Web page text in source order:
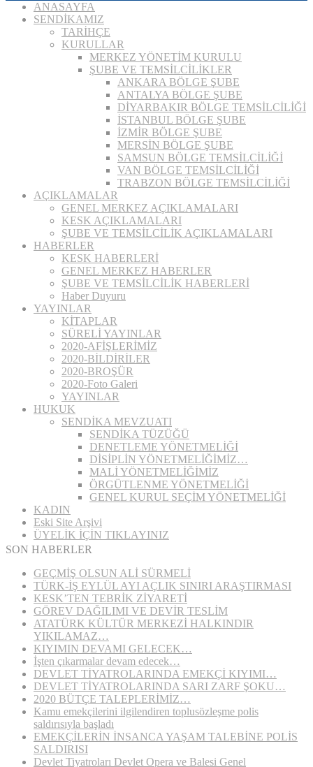
ANASAYFA
SENDİKAMIZ
TARİHÇE
KURULLAR
MERKEZ YÖNETİM KURULU
ŞUBE VE TEMSİLCİLİKLER
ANKARA BÖLGE ŞUBE
ANTALYA BÖLGE ŞUBE
DİYARBAKIR BÖLGE TEMSİLCİLİĞİ
İSTANBUL BÖLGE ŞUBE
İZMİR BÖLGE ŞUBE
MERSİN BÖLGE ŞUBE
SAMSUN BÖLGE TEMSİLCİLİĞİ
VAN BÖLGE TEMSİLCİLİĞİ
TRABZON BÖLGE TEMSİLCİLİĞİ
AÇIKLAMALAR
GENEL MERKEZ AÇIKLAMALARI
KESK AÇIKLAMALARI
ŞUBE VE TEMSİLCİLİK AÇIKLAMALARI
HABERLER
KESK HABERLERİ
GENEL MERKEZ HABERLER
ŞUBE VE TEMSİLCİLİK HABERLERİ
Haber Duyuru
YAYINLAR
KİTAPLAR
SÜRELİ YAYINLAR
2020-AFİŞLERİMİZ
2020-BİLDİRİLER
2020-BROŞÜR
2020-Foto Galeri
YAYINLAR
HUKUK
SENDİKA MEVZUATI
SENDİKA TÜZÜĞÜ
DENETLEME YÖNETMELİĞİ
DİSİPLİN YÖNETMELİĞİMİZ…
MALİ YÖNETMELİĞİMİZ
ÖRGÜTLENME YÖNETMELİĞİ
GENEL KURUL SEÇİM YÖNETMELİĞİ
KADIN
Eski Site Arşivi
ÜYELİK İÇİN TIKLAYINIZ
SON HABERLER
GEÇMİŞ OLSUN ALİ SÜRMELİ
TÜRK-İŞ EYLÜL AYI AÇLIK SINIRI ARAŞTIRMASI
KESK’TEN TEBRİK ZİYARETİ
GÖREV DAĞILIMI VE DEVİR TESLİM
ATATÜRK KÜLTÜR MERKEZİ HALKINDIR
YIKILAMAZ…
KIYIMIN DEVAMI GELECEK…
İşten çıkarmalar devam edecek…
DEVLET TİYATROLARINDA EMEKÇİ KIYIMI…
DEVLET TİYATROLARINDA SARI ZARF ŞOKU…
2020 BÜTÇE TALEPLERİMİZ…
Kamu emekçilerini ilgilendiren toplusözleşme polis
saldırısıyla başladı
EMEKÇİLERİN İNSANCA YAŞAM TALEBİNE POLİS
SALDIRISI
Devlet Tiyatroları Devlet Opera ve Balesi Genel